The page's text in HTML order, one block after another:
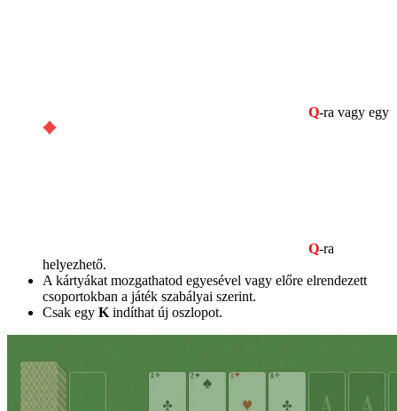
Q-ra vagy egy
Q-ra
helyezhető.
A kártyákat mozgathatod egyesével vagy előre elrendezett
csoportokban a játék szabályai szerint.
Csak egy K indíthat új oszlopot.